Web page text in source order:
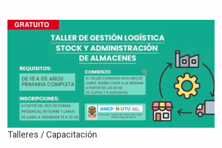
Talleres / Capacitación